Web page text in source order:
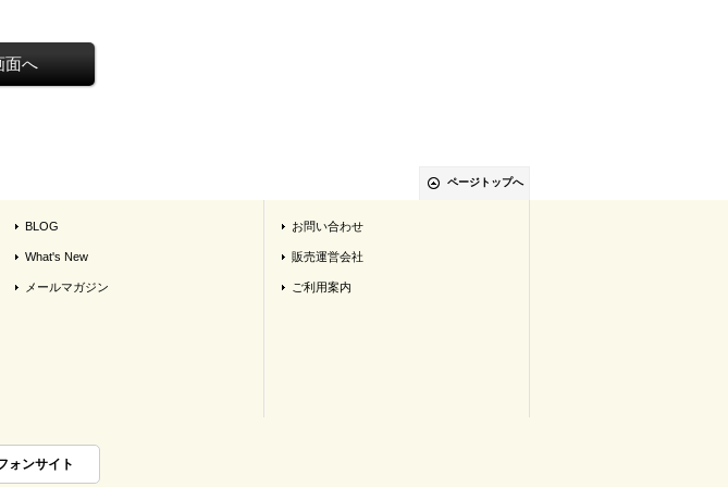
ページトップへ
BLOG
What's New
メールマガジン
お問い合わせ
販売運営会社
ご利用案内
ォンサイト